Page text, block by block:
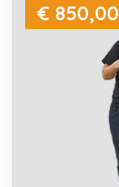
€ 850,00